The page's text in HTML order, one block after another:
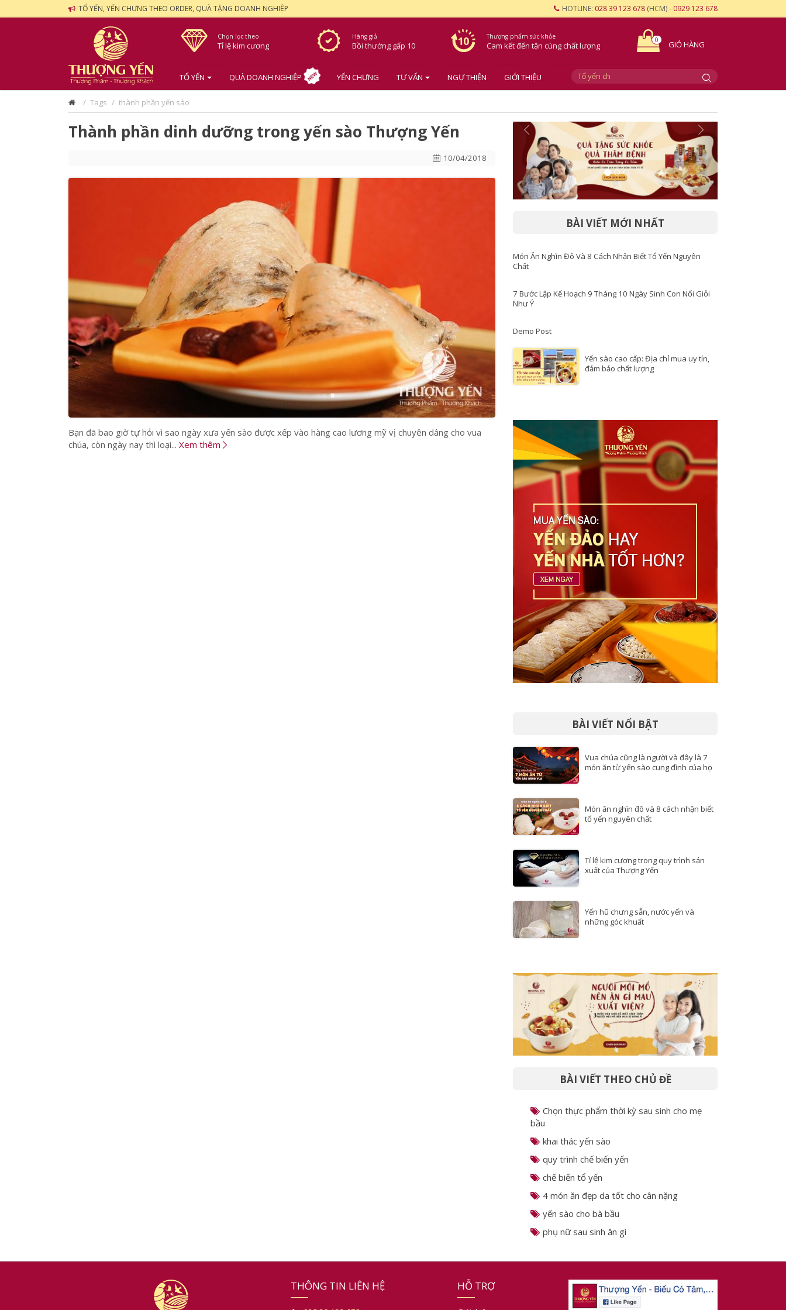
TỔ YẾN, YẾN CHƯNG THEO ORDER, QUÀ TẶNG DOANH NGHIỆP HOTLINE: 028 39 123 678 (HCM) - 0929 123 678
Chọn lọc theo
Tỉ lệ kim cương
Hàng giả
Bồi thường gấp 10
Thượng phẩm sức khỏe
Cam kếtđến tận cùngchất lượng GIỎ HÀNG
0
TỔ YẾN QUÀ DOANH NGHIỆP YẾN CHƯNG TƯ VẤN NGỰ THIỆN GIỚI THIỆU
Tags thành phần yến sào
Thành phần dinh dưỡng trong yến sào Thượng Yến
10/04/2018
Bạn đã bao giờ tự hỏi vì sao ngày xưa yến sào được xếp vào hàng cao lương mỹ vị chuyên dâng cho vua
chúa, còn ngày nay thì loại... Xem thêm
BÀI VIẾT MỚI NHẤT
Món Ăn Nghìn Đô Và 8 Cách Nhận Biết Tổ Yến Nguyên
Chất
7 Bước Lập Kế Hoạch 9 Tháng 10 Ngày Sinh Con Nối Giỏi
Như Ý
Demo Post
Yến sào cao cấp: Địa chỉ mua uy tín,
đảm bảo chất lượng
BÀI VIẾT NỔI BẬT
Vua chúa cũng là người và đây là 7
món ăn từ yến sào cung đình của họ
Món ăn nghìn đô và 8 cách nhận biết
tổ yến nguyên chất
Tỉ lệ kim cương trong quy trình sản
xuất của Thượng Yến
Yến hũ chưng sẵn, nước yến và
những góc khuất
BÀI VIẾT THEO CHỦ ĐỀ
Chọn thực phẩm thời kỳ sau sinh cho mẹ
bầu
khai thác yến sào
quy trình chế biến yến
chế biến tổ yến
4 món ăn đẹp da tốt cho cân nặng
yến sào cho bà bầu
phụ nữ sau sinh ăn gì
THÔNG TIN LIÊN HỆ HỖ TRỢ